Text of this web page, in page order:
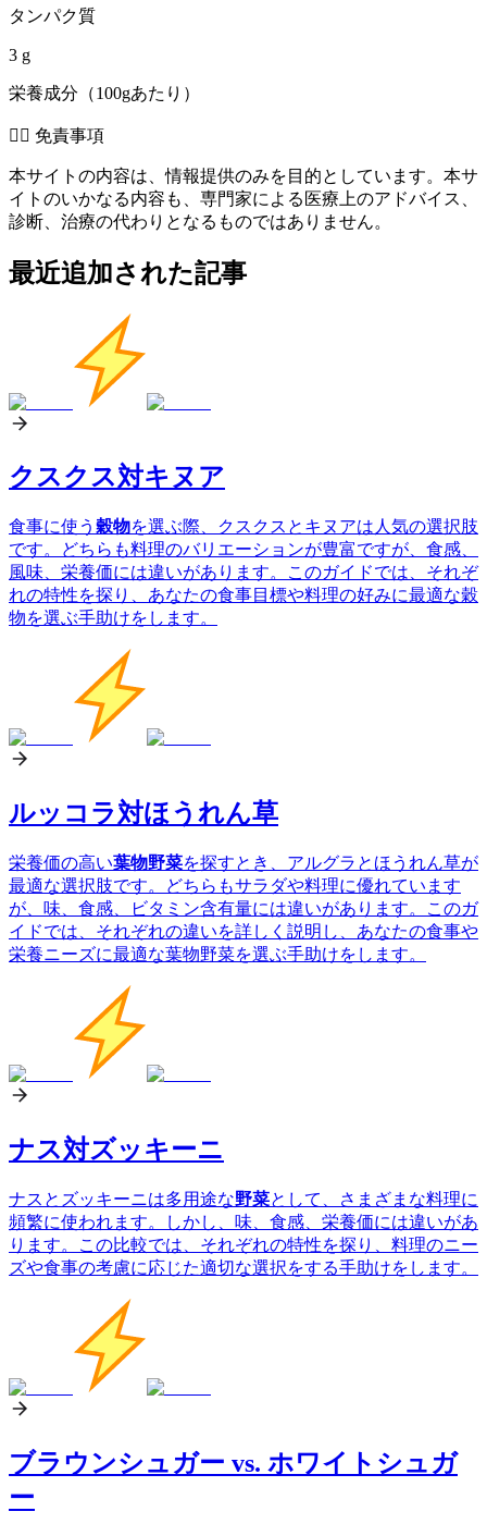
タンパク質
3 g
栄養成分（100gあたり）
👨‍⚕️️ 免責事項
本サイトの内容は、情報提供のみを目的としています。本サ
イトのいかなる内容も、専門家による医療上のアドバイス、
診断、治療の代わりとなるものではありません。
最近追加された記事
クスクス対キヌア
食事に使う 穀物を選ぶ際、クスクスとキヌアは人気の選択肢
です。どちらも料理のバリエーションが豊富ですが、食感、
風味、栄養価には違いがあります。このガイドでは、それぞ
れの特性を探り、あなたの食事目標や料理の好みに最適な穀
物を選ぶ手助けをします。
ルッコラ対ほうれん草
栄養価の高い葉物野菜を探すとき、アルグラとほうれん草が
最適な選択肢です。どちらもサラダや料理に優れています
が、味、食感、ビタミン含有量には違いがあります。このガ
イドでは、それぞれの違いを詳しく説明し、あなたの食事や
栄養ニーズに最適な葉物野菜を選ぶ手助けをします。
ナス対ズッキーニ
ナスとズッキーニは多用途な野菜として、さまざまな料理に
頻繁に使われます。しかし、味、食感、栄養価には違いがあ
ります。この比較では、それぞれの特性を探り、料理のニー
ズや食事の考慮に応じた適切な選択をする手助けをします。
ブラウンシュガー vs. ホワイトシュガ
ー